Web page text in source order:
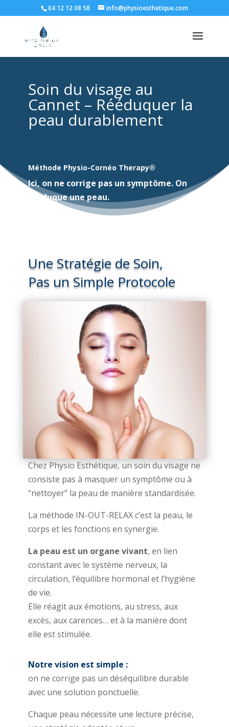
04 12 12 08 58 info@physioesthetique.com
Soin du visage au
Cannet – Rééduquer la
peau durablement
Méthode Physio-Cornéo Therapy®
Ici, on ne corrige pas un symptôme. On
rééduque une peau.
Une Stratégie de Soin,
Pas un Simple Protocole
Chez Physio Esthétique, un soin du visage ne
consiste pas à masquer un symptôme ou à
“nettoyer” la peau de manière standardisée.
La méthode IN-OUT-RELAX c’est la peau, le
corps et les fonctions en synergie.
La peau est un organe vivant, en lien
constant avec le système nerveux, la
circulation, l’équilibre hormonal et l’hygiène
de vie.
Elle réagit aux émotions, au stress, aux
excès, aux carences… et à la manière dont
elle est stimulée.
Notre vision est simple :
on ne corrige pas un déséquilibre durable
avec une solution ponctuelle.
Chaque peau nécessite une lecture précise,